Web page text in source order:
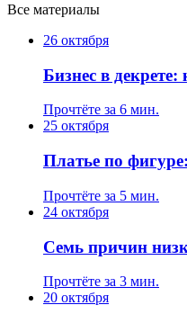
Все материалы
26 октября
Бизнес в
Прочтёте за 6 мин.
25 октября
Платье по
Прочтёте за 5 мин.
24 октября
Семь причин
Прочтёте за 3 мин.
20 октября